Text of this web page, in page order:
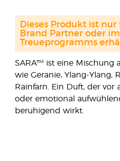
SARA™ ist eine Mischung
wie Geranie, Ylang-Ylang,
Rainfarn. Ein Duft, der vor
oder emotional
beruhigend wirkt.
Dieses Produkt ist
Brand Partner oder
Treueprogramms